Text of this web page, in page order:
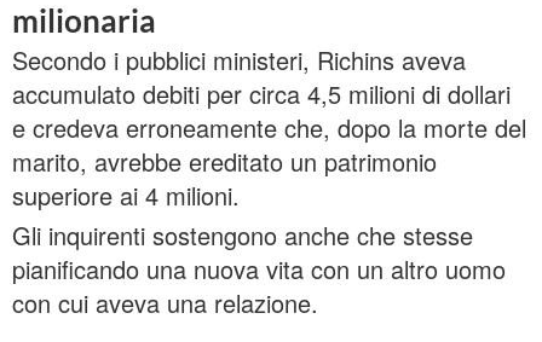
milionaria
Secondo i pubblici ministeri, Richins aveva
accumulato debiti per circa 4,5 milioni di dollari
e credeva erroneamente che, dopo la morte del
marito, avrebbe ereditato un patrimonio
superiore ai 4 milioni.
Gli inquirenti sostengono anche che stesse
pianificando una nuova vita con un altro uomo
con cui aveva una relazione.